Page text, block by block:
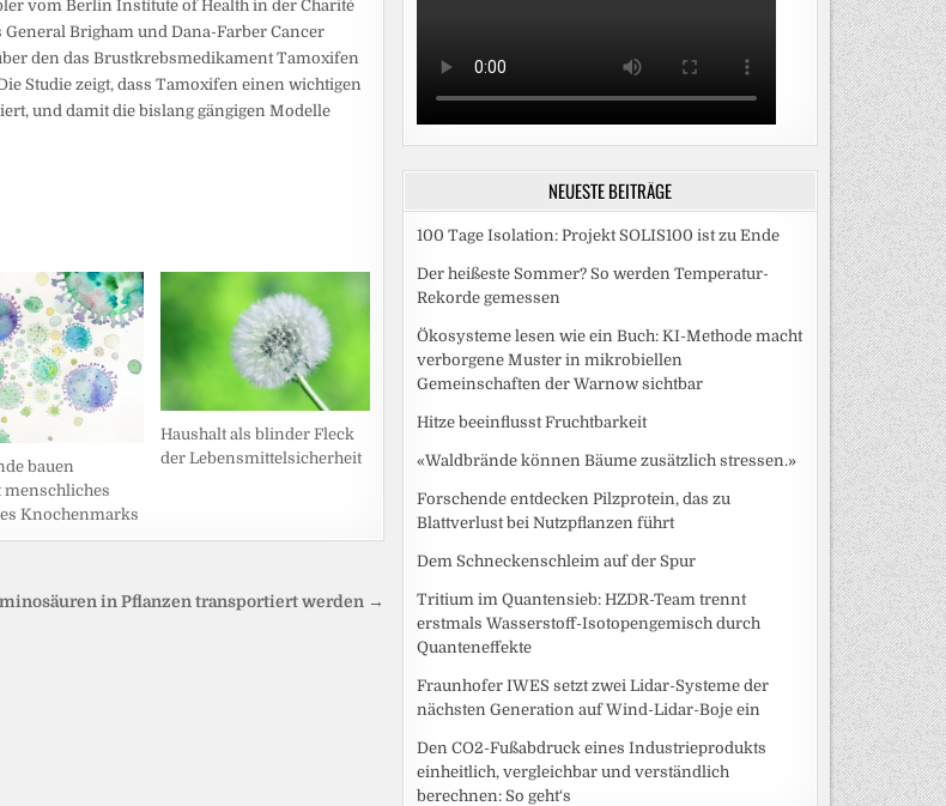
vom Berlin Institute of Health in der Charité
Brigham und Dana-Farber Cancer
den das Brustkrebsmedikament Tamoxifen
Studie zeigt, dass Tamoxifen einen wichtigen
und damit die bislang gängigen Modelle
bauen
menschliches
Knochenmarks
Haushalt als blinder Fleck
der Lebensmittelsicherheit
in Pflanzen transportiert werden →
NEUESTE BEITRÄGE
100 Tage Isolation: Projekt SOLIS100 ist zu Ende
Der heißeste Sommer? So werden Temperatur-
Rekorde gemessen
Ökosysteme lesen wie ein Buch: KI-Methode macht
verborgene Muster in mikrobiellen
Gemeinschaften der Warnow sichtbar
Hitze beeinflusst Fruchtbarkeit
«Waldbrände können Bäume zusätzlich stressen.»
Forschende entdecken Pilzprotein, das zu
Blattverlust bei Nutzpflanzen führt
Dem Schneckenschleim auf der Spur
Tritium im Quantensieb: HZDR-Team trennt
erstmals Wasserstoff-Isotopengemisch durch
Quanteneffekte
Fraunhofer IWES setzt zwei Lidar-Systeme der
nächsten Generation auf Wind-Lidar-Boje ein
Den CO2-Fußabdruck eines Industrieprodukts
einheitlich, vergleichbar und verständlich
berechnen: So geht‘s